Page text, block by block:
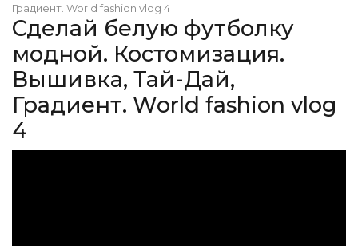
Градиент. World fashion vlog 4
Сделай белую футболку
модной. Костомизация.
Вышивка, Тай-Дай,
Градиент. World fashion vlog
4